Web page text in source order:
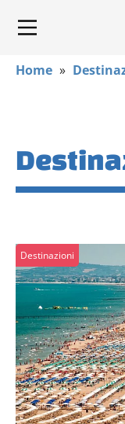
Home »
Destinazioni